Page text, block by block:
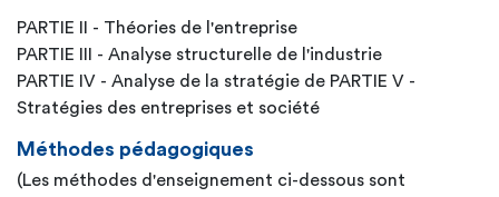
PARTIE II - Théories de l'entreprise
PARTIE III - Analyse structurelle de l'industrie
PARTIE IV - Analyse de la stratégie de PARTIE V -
Stratégies des entreprises et société
Méthodes pédagogiques
(Les méthodes d'enseignement ci-dessous sont